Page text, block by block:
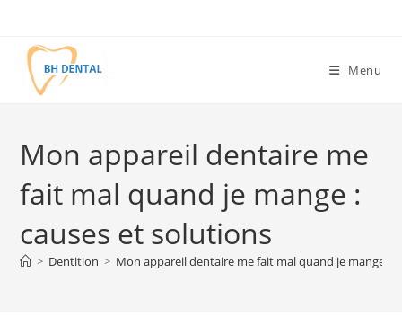
Menu
Mon appareil dentaire me
fait mal quand je mange :
causes et solutions
> Dentition > Mon appareil dentaire me fait mal quand je mange :